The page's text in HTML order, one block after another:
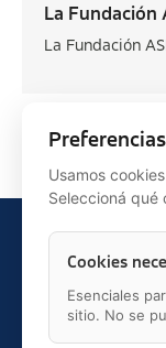
La Fundación
La Fundación
Teléfono: 91
Usamos
Seleccioná qué
Cookies
Esenciales
sitio. No se